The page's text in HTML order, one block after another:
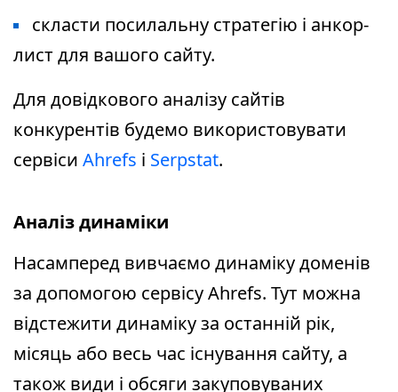
скласти посилальну стратегію і анкор-
лист для вашого сайту.
Для довідкового аналізу сайтів
конкурентів будемо використовувати
сервіси Ahrefs і Serpstat.
Аналіз динаміки
Насамперед вивчаємо динаміку доменів
за допомогою сервісу Ahrefs. Тут можна
відстежити динаміку за останній рік,
місяць або весь час існування сайту, а
також види і обсяги закуповуваних